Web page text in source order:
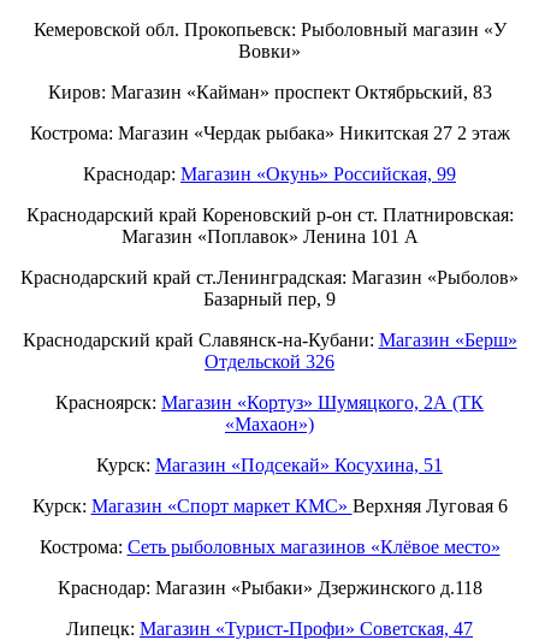
Кемеровской обл. Прокопьевск: Рыболовный магазин «У
Вовки»
Киров: Магазин «Кайман» проспект Октябрьский, 83
Кострома: Магазин «Чердак рыбака» Никитская 27 2 этаж
Краснодар: Магазин «Окунь» Российская, 99
Краснодарский край Кореновский р-он ст. Платнировская:
Магазин «Поплавок» Ленина 101 А
Краснодарский край ст.Ленинградская: Магазин «Рыболов»
Базарный пер, 9
Краснодарский край Славянск-на-Кубани: Магазин «Берш»
Отдельской 326
Красноярск: Магазин «Кортуз» Шумяцкого, 2А (ТК
«Махаон»)
Курск: Магазин «Подсекай» Косухина, 51
Курск: Магазин «Спорт маркет КМС» Верхняя Луговая 6
Кострома: Сеть рыболовных магазинов «Клёвое место»
Краснодар: Магазин «Рыбаки» Дзержинского д.118
Липецк: Магазин «Турист-Профи» Советская, 47